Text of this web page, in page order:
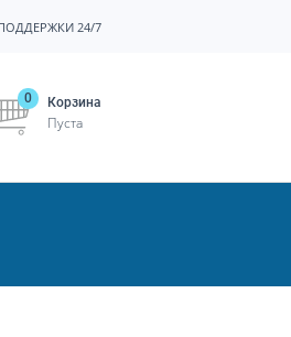
24/7
Корзина
0
Пуста